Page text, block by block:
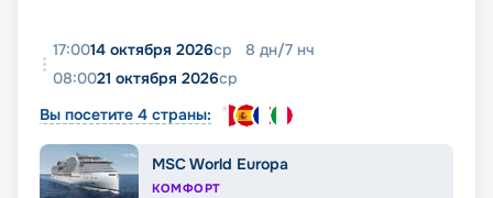
17:0014 октября 2026ср 8 дн/7 нч
08:0021 октября 2026ср
Вы посетите 4 страны:
MSC World Europa
КОМФОРТ